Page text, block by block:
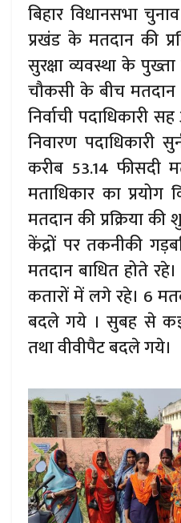
बिहार विधानसभा
प्रखंड के मतदान की
सुरक्षा व्यवस्था के
चौकसी के बीच मतदान
निर्वाची
निवारण पदाधिकारी
करीब 53.14 फीसदी
मताधिकार का प्रयोग
मतदान की प्रक्रिया
केंद्रों पर तकनीकी
मतदान बाधित होते
कतारों में लगे रहे। 6
बदले गये । सुबह से कई
तथा वीवीपैट बदले गये।